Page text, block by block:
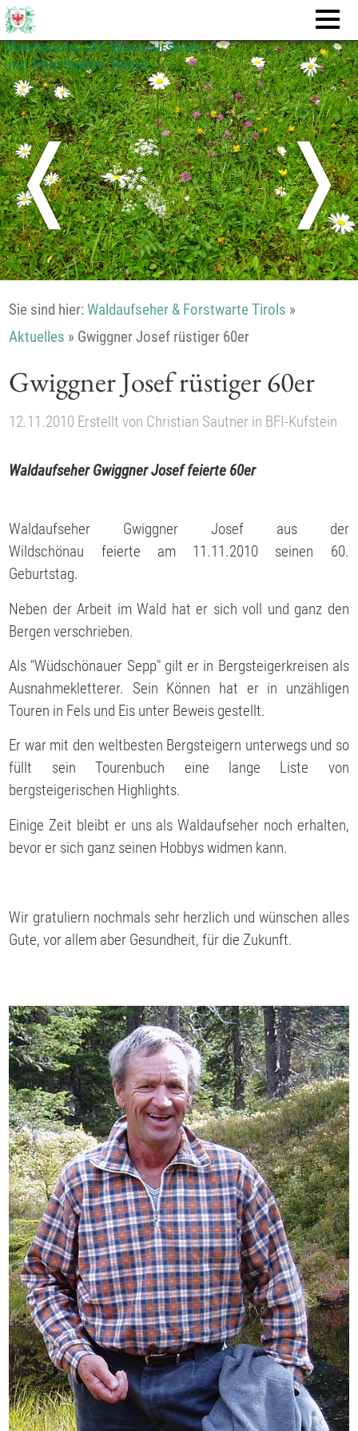
Vereinigung der Waldaufseher
und Forstwarte Tirols
❬ ❭
Sie sind hier:Waldaufseher & Forstwarte Tirols »
Aktuelles » Gwiggner Josef rüstiger 60er
Gwiggner Josef rüstiger 60er
12.11.2010 Erstellt von Christian Sautner in BFI-Kufstein
Waldaufseher Gwiggner Josef feierte 60er
Waldaufseher Gwiggner Josef aus der
Wildschönau feierte am 11.11.2010 seinen 60.
Geburtstag.
Neben der Arbeit im Wald hat er sich voll und ganz den
Bergen verschrieben.
Als "Wüdschönauer Sepp" gilt er in Bergsteigerkreisen als
Ausnahmekletterer. Sein Können hat er in unzähligen
Touren in Fels und Eis unter Beweis gestellt.
Er war mit den weltbesten Bergsteigern unterwegs und so
füllt sein Tourenbuch eine lange Liste von
bergsteigerischen Highlights.
Einige Zeit bleibt er uns als Waldaufseher noch erhalten,
bevor er sich ganz seinen Hobbys widmen kann.
Wir gratuliern nochmals sehr herzlich und wünschen alles
Gute, vor allem aber Gesundheit, für die Zukunft.